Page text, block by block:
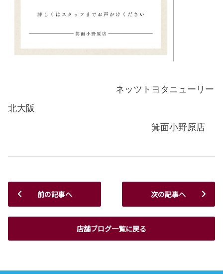
ネッツトヨタニューリー
北大阪
箕面小野原店
前の記事へ
店舗ブログ一覧に戻る
次の記事へ